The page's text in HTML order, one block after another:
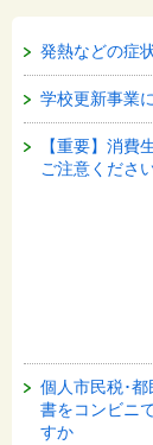
発熱などの症
学校更新事業
【重要】消費
ご注意くださ
個人市民税･都
書をコンビニ
すか